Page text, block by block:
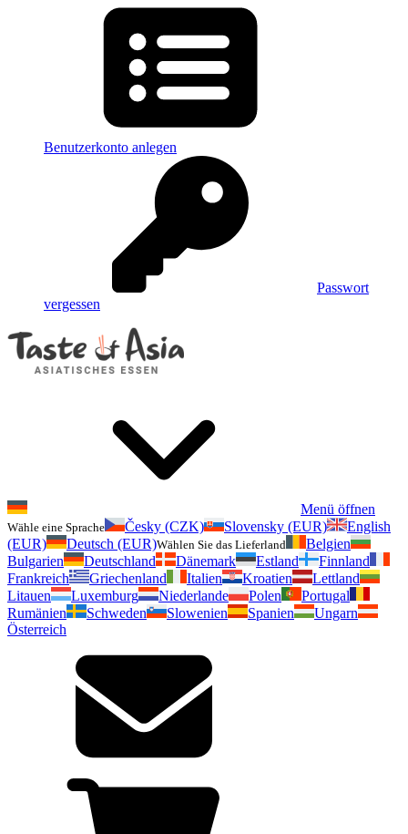
Benutzerkonto anlegen
Passwort
vergessen
Menü öffnen
Wähle eine Sprache Česky (CZK) Slovensky (EUR)
English
(EUR)
Deutsch (EUR)Wählen Sie das Lieferland
Belgien
Bulgarien
Deutschland Dänemark Estland
Finnland
Frankreich
Griechenland Italien Kroatien
Lettland
Litauen
Luxemburg Niederlande Polen
Portugal
Rumänien
Schweden Slowenien Spanien
Ungarn
Österreich